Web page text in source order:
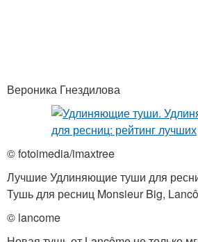
Вероника Гнездилова
© fotoimedia/imaxtree
Лучшие Удлиняющие туши для
Тушь для ресниц Monsieur Big,
© lancome